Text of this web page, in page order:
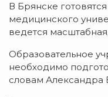
В Брянске
медицинского
ведется
Образовательное
необходимо
словам Александра